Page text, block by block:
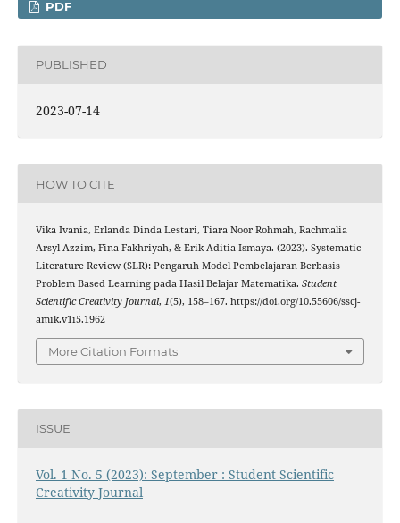
PDF
PUBLISHED
2023-07-14
HOW TO CITE
Vika Ivania, Erlanda Dinda Lestari, Tiara Noor Rohmah, Rachmalia
Arsyl Azzim, Fina Fakhriyah, & Erik Aditia Ismaya. (2023). Systematic
Literature Review (SLR): Pengaruh Model Pembelajaran Berbasis
Problem Based Learning pada Hasil Belajar Matematika. Student
Scientific Creativity Journal, 1(5), 158–167. https://doi.org/10.55606/sscj-
amik.v1i5.1962
More Citation Formats
ISSUE
Vol. 1 No. 5 (2023): September : Student Scientific
Creativity Journal